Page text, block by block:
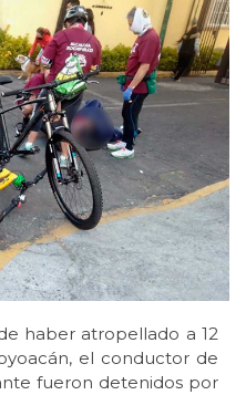
haber atropellado a 12
el conductor de
fueron detenidos por